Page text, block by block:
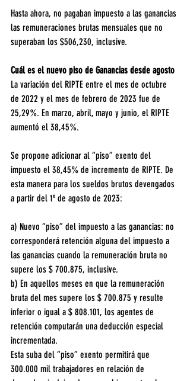
Hasta ahora, no pagaban impuesto a las ganancias
las remuneraciones brutas mensuales que no
superaban los $506,230, inclusive.
Cuál es el nuevo piso de Ganancias desde agosto
La variación del RIPTE entre el mes de octubre
de 2022 y el mes de febrero de 2023 fue de
25,29%. En marzo, abril, mayo y junio, el RIPTE
aumentó el 38,45%.
Se propone adicionar al “piso” exento del
impuesto el 38,45% de incremento de RIPTE. De
esta manera para los sueldos brutos devengados
a partir del 1º de agosto de 2023:
a) Nuevo “piso” del impuesto a las ganancias: no
corresponderá retención alguna del impuesto a
las ganancias cuando la remuneración bruta no
supere los $ 700.875, inclusive.
b) En aquellos meses en que la remuneración
bruta del mes supere los $ 700.875 y resulte
inferior o igual a $ 808.101, los agentes de
retención computarán una deducción especial
incrementada.
Esta suba del “piso” exento permitirá que
300.000 mil trabajadores en relación de